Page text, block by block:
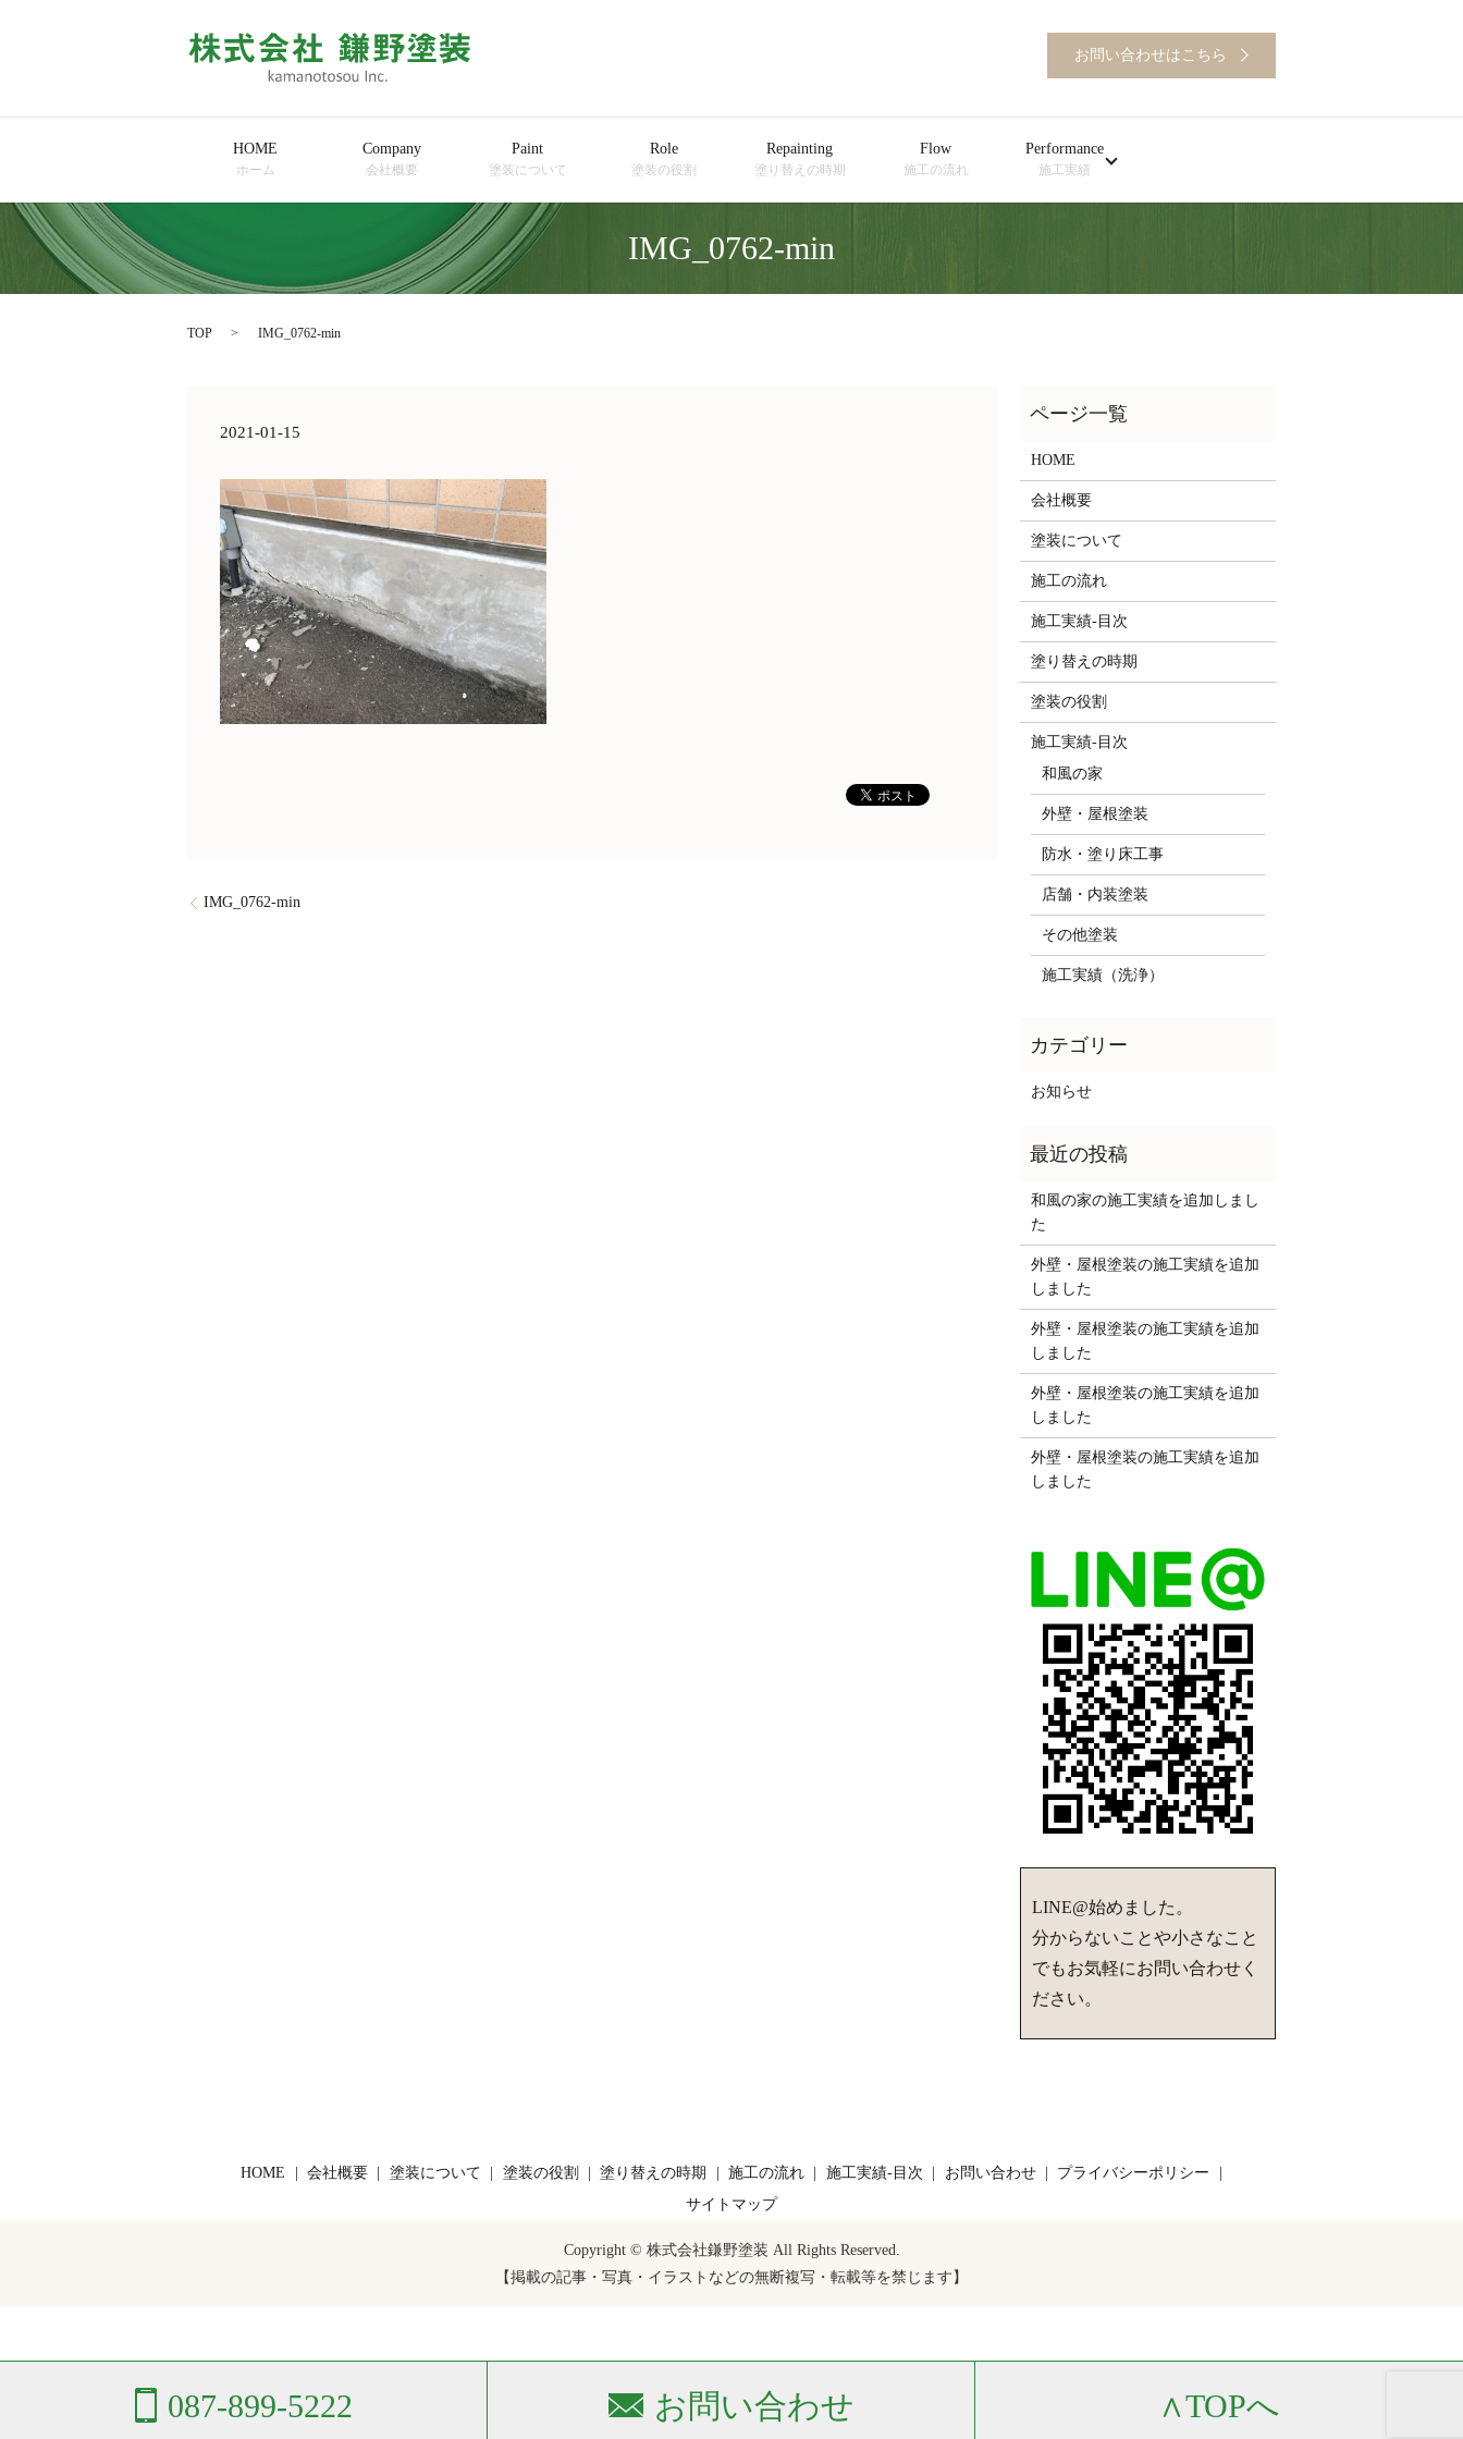
お問い合わせはこちら
HOME
ホーム
Company
会社概要
Paint
塗装について
Role
塗装の役割
Repainting
塗り替えの時期
Flow
施工の流れ
Performance
施工実績
IMG_0762-min
TOP IMG_0762-min
2021-01-15
IMG_0762-min
HOME
会社概要
塗装について
施工の流れ
施工実績-目次
塗り替えの時期
塗装の役割
施工実績-目次
和風の家
外壁・屋根塗装
防水・塗り床工事
店舗・内装塗装
その他塗装
施工実績（洗浄）
お知らせ
和風の家の施工実績を追加しまし
た
外壁・屋根塗装の施工実績を追加
しました
外壁・屋根塗装の施工実績を追加
しました
外壁・屋根塗装の施工実績を追加
しました
外壁・屋根塗装の施工実績を追加
しました
LINE@始めました。
分からないことや小さなこと
でもお気軽にお問い合わせく
ださい。
087-899-5222 お問い合わせ ∧TOPへ
HOME 会社概要 塗装について 塗装の役割 塗り替えの時期 施工の流れ 施工実績-目次 お問い合わせ
プライバシーポリシー
サイトマップ
Copyright © 株式会社鎌野塗装 All Rights Reserved.
【掲載の記事・写真・イラストなどの無断複写・転載等を禁じます】